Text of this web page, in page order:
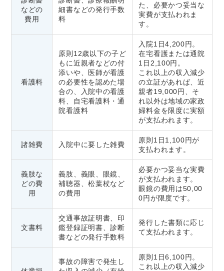
などの
費用
細書などの発行手数
料
た、必要かつ妥当な
実費が支払われま
す。
看護料
原則12歳以下の子ど
もに近親者などの付
添いや、医師が看護
の必要性を認めた場
合の、入院中の看護
料、自宅看護料・通
院看護料
入院1日4,200円。
在宅看護または通院
1日2,100円。
これ以上の収入減少
の立証があれば、近
親者19,000円、そ
れ以外は地域の家政
婦料金を限度に実額
が支払われます。
諸雑費 入院中に要した雑費
原則1日1,100円が
支払われます。
義肢な
どの費
用
義肢、義眼、眼鏡、
補聴器、松葉杖など
の費用
必要かつ妥当な実費
が支払われます。
眼鏡の費用は50,00
0円が限度です。
文書料
交通事故証明書、印
鑑登録証明書、診断
書などの発行手数料
発行した書類に応じ
て支払われます。
事故の障害で発生し
原則1日6,100円。
これ以上の収入減少